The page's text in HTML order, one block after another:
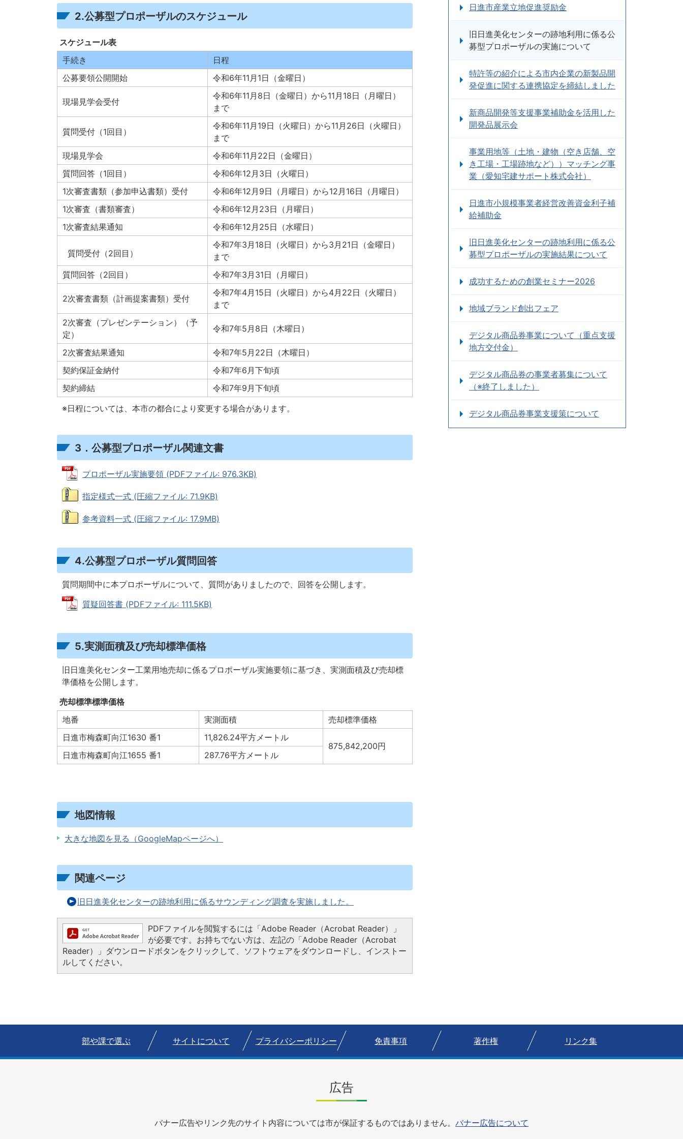
2.公募型プロポーザルのスケジュール
スケジュール表
手続き
日程
公募要領公開開始
令和6年11月1日（金曜日）
現場見学会受付
令和6年11月8日（金曜日）から11月18日（月曜日）
まで
質問受付（1回目）
令和6年11月19日（火曜日）から11月26日（火曜日）
まで
現場見学会
令和6年11月22日（金曜日）
質問回答（1回目）
令和6年12月3日（火曜日）
1次審査書類（参加申込書類）受付
令和6年12月9日（月曜日）から12月16日（月曜日）
1次審査（書類審査）
令和6年12月23日（月曜日）
1次審査結果通知
令和6年12月25日（水曜日）
質問受付（2回目）
令和7年3月18日（火曜日）から3月21日（金曜日）
まで
質問回答（2回目）
令和7年3月31日（月曜日）
2次審査書類（計画提案書類）受付
令和7年4月15日（火曜日）から4月22日（火曜日）
まで
2次審査（プレゼンテーション）（予
定）
令和7年5月8日（木曜日）
2次審査結果通知
令和7年5月22日（木曜日）
契約保証金納付
令和7年6月下旬頃
契約締結
令和7年9月下旬頃
※日程については、本市の都合により変更する場合があります。
3．公募型プロポーザル関連文書
プロポーザル実施要領 (PDFファイル: 976.3KB)
指定様式一式 (圧縮ファイル: 71.9KB)
参考資料一式 (圧縮ファイル: 17.9MB)
4.公募型プロポーザル質問回答
質問期間中に本プロポーザルについて、質問がありましたので、回答を公開します。
質疑回答書 (PDFファイル: 111.5KB)
5.実測面積及び売却標準価格
旧日進美化センター工業用地売却に係るプロポーザル実施要領に基づき、実測面積及び売却標
準価格を公開します。
売却標準標準価格
地番
実測面積
売却標準価格
日進市梅森町向江1630 番1
11,826.24平方メートル
875,842,200円
日進市梅森町向江1655 番1
287.76平方メートル
地図情報
大きな地図を見る（GoogleMapページへ）
関連ページ
旧日進美化センターの跡地利用に係るサウンディング調査を実施しました。
PDFファイルを閲覧するには「Adobe Reader（Acrobat Reader）」
が必要です。お持ちでない方は、左記の「Adobe Reader（Acrobat
Reader）」ダウンロードボタンをクリックして、ソフトウェアをダウンロードし、インストー
ルしてください。
日進市産業立地促進奨励金
旧日進美化センターの跡地利用に係る公
募型プロポーザルの実施について
特許等の紹介による市内企業の新製品開
発促進に関する連携協定を締結しました
新商品開発等支援事業補助金を活用した
開発品展示会
事業用地等（土地・建物（空き店舗、空
き工場・工場跡地など））マッチング事
業（愛知宅建サポート株式会社）
日進市小規模事業者経営改善資金利子補
給補助金
旧日進美化センターの跡地利用に係る公
募型プロポーザルの実施結果について
成功するための創業セミナー2026
地域ブランド創出フェア
デジタル商品券事業について（重点支援
地方交付金）
デジタル商品券の事業者募集について
（※終了しました）
デジタル商品券事業支援策について
部や課で選ぶ サイトについて プライバシーポリシー 免責事項 著作権 リンク集
広告
バナー広告やリンク先のサイト内容については市が保証するものではありません。 バナー広告について